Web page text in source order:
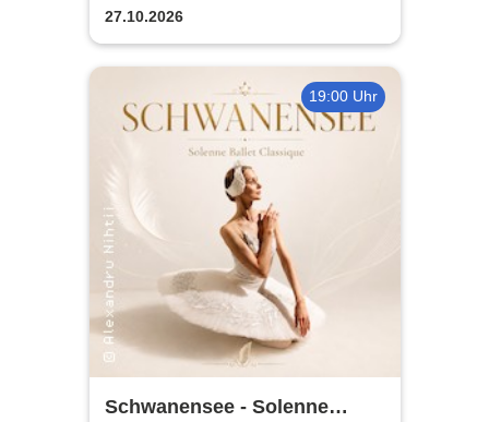
Sound
27.10.2026
19:00 Uhr
Schwanensee - Solenne